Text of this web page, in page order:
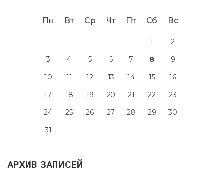
Пн Вт Ср Чт Пт Сб Вс
1
2
3
4 5 6 7 8
9
10
11 12 13 14 15
16
17
18 19 20 21 22
23
24
25 26 27 28 29
30
31
АРХИВ ЗАПИСЕЙ